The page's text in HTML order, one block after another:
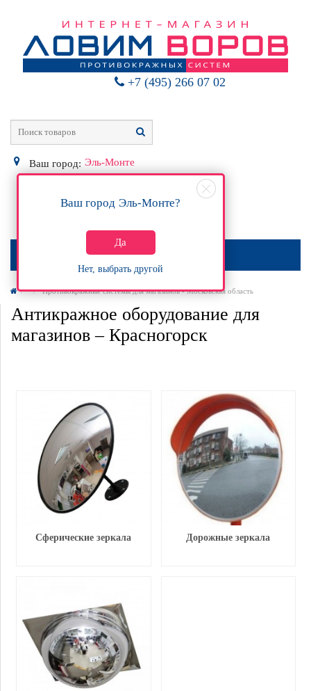
+7 (495) 266 07 02
Ваш город: Эль-Монте
Ваш город Эль-Монте?
Да
Нет, выбрать другой
0Р
МЕНЮ
Противокражные системы для магазинов - Московская область
Антикражное оборудование для
магазинов – Красногорск
Сферические зеркала Дорожные зеркала